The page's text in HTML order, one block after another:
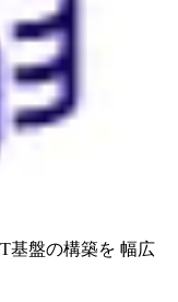
基盤の構築を 幅広